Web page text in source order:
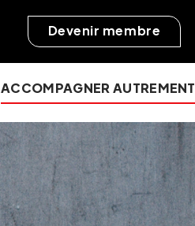
Devenir membre
ACCOMPAGNER AUTREMENT